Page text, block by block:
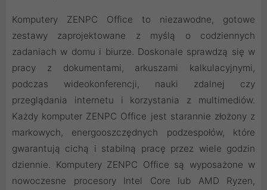
Komputery ZENPC Office to niezawodne, gotowe
zestawy zaprojektowane z myślą o codziennych
zadaniach w domu i biurze. Doskonale sprawdzą się w
pracy z dokumentami, arkuszami kalkulacyjnymi,
podczas wideokonferencji, nauki zdalnej czy
przeglądania internetu i korzystania z multimediów.
Każdy komputer ZENPC Office jest starannie złożony z
markowych, energooszczędnych podzespołów, które
gwarantują cichą i stabilną pracę przez wiele godzin
dziennie. Komputery ZENPC Office są wyposażone w
nowoczesne procesory Intel Core lub AMD Ryzen,